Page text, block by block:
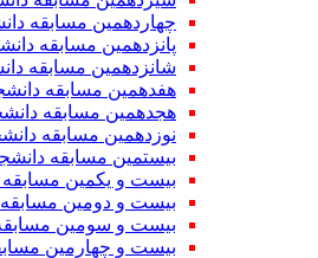
چهاردهمین مسابقه
پانزدهمین مسابقه
شانزدهمین مسابقه
هفدهمین مسابقه
هجدهمین مسابقه
نوزدهمین مسابقه
بیستمین مسابقه
بیست و یکمین مسابقه
بیست و دومین مسابقه
بیست و سومین مسابقه
بیست و چهارمین